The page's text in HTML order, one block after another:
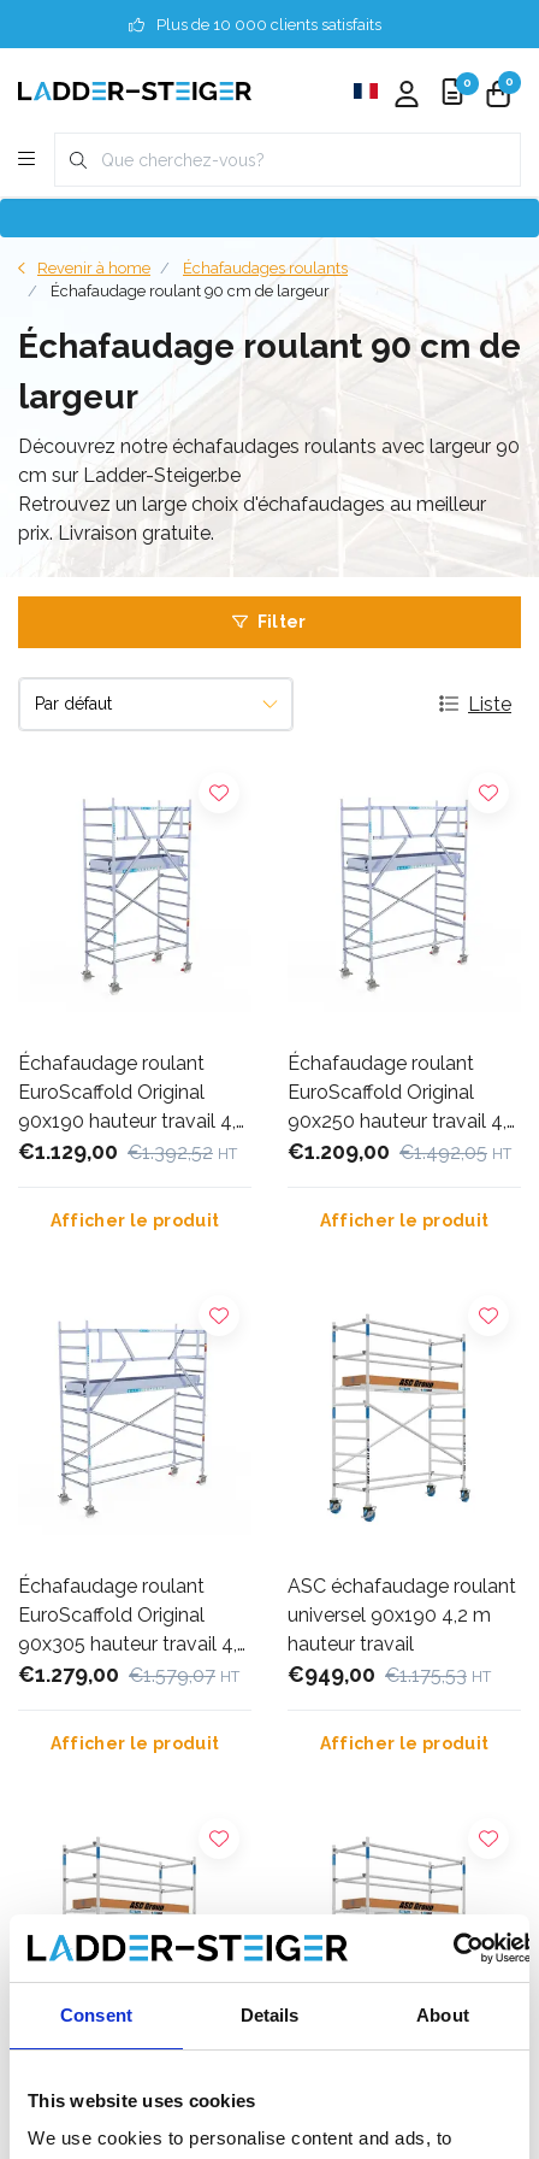
Consent Details About
This website uses cookies
We use cookies to personalise content and ads, to
Plus de 10 000 clients satisfaits
0 0
Revenir à home
Échafaudages roulants
Échafaudage roulant 90 cm de largeur
Échafaudage roulant 90 cm de
largeur
Découvrez notre échafaudages roulants avec largeur 90
cm sur Ladder-Steiger.be
Retrouvez un large choix d'échafaudages au meilleur
prix. Livraison gratuite.
Filter
Liste
Échafaudage roulant
EuroScaffold Original
90x190 hauteur travail 4,2
m
€1.129,00 €1.392,52 HT
Afficher le produit
Échafaudage roulant
EuroScaffold Original
90x250 hauteur travail 4,2
m
€1.209,00 €1.492,05 HT
Afficher le produit
Échafaudage roulant
EuroScaffold Original
90x305 hauteur travail 4,2
m
€1.279,00 €1.579,07 HT
Afficher le produit
ASC échafaudage roulant
universel 90x190 4,2 m
hauteur travail
€949,00 €1.175,53 HT
Afficher le produit
ASC échafaudage roulant
universel 90x250 4,2 m
universel 90x305 4,2 m